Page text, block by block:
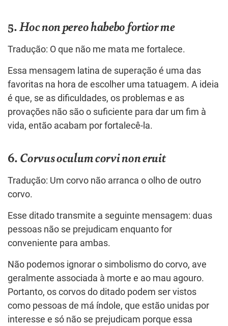
5.Hoc non pereo habebo fortior me
Tradução: O que não me mata me fortalece.
Essa mensagem latina de superação é uma das
favoritas na hora de escolher uma tatuagem. A ideia
é que, se as dificuldades, os problemas e as
provações não são o suficiente para dar um fim à
vida, então acabam por fortalecê-la.
6.Corvus oculum corvi non eruit
Tradução: Um corvo não arranca o olho de outro
corvo.
Esse ditado transmite a seguinte mensagem: duas
pessoas não se prejudicam enquanto for
conveniente para ambas.
Não podemos ignorar o simbolismo do corvo, ave
geralmente associada à morte e ao mau agouro.
Portanto, os corvos do ditado podem ser vistos
como pessoas de má índole, que estão unidas por
interesse e só não se prejudicam porque essa